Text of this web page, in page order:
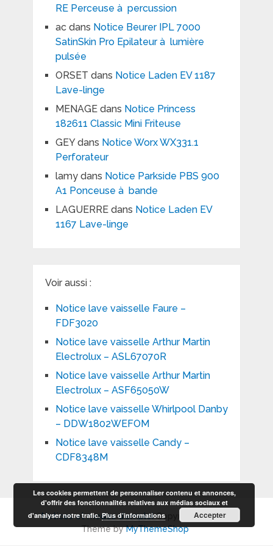
RE Perceuse à percussion
acdans Notice Beurer IPL 7000
SatinSkin Pro Epilateur à lumière
pulsée
ORSET dans Notice Laden EV 1187
Lave-linge
MENAGEdans Notice Princess
182611 Classic Mini Friteuse
GEYdans Notice Worx WX331.1
Perforateur
lamydans Notice Parkside PBS 900
A1 Ponceuse à bande
LAGUERREdans Notice Laden EV
1167 Lave-linge
Voir aussi :
Notice lave vaisselle Faure –
FDF3020
Notice lave vaisselle Arthur Martin
Electrolux – ASL67070R
Notice lave vaisselle Arthur Martin
Electrolux – ASF65050W
Notice lave vaisselle Whirlpool Danby
– DDW1802WEFOM
Notice lave vaisselle Candy –
CDF8348M
Notices et modes d'emploiCopyright © 2026.
Theme byMyThemeShop
Les cookies permettent de personnaliser contenu et annonces,
d'offrir des fonctionnalités relatives aux médias sociaux et
d'analyser notre trafic.Plus d’informations Accepter